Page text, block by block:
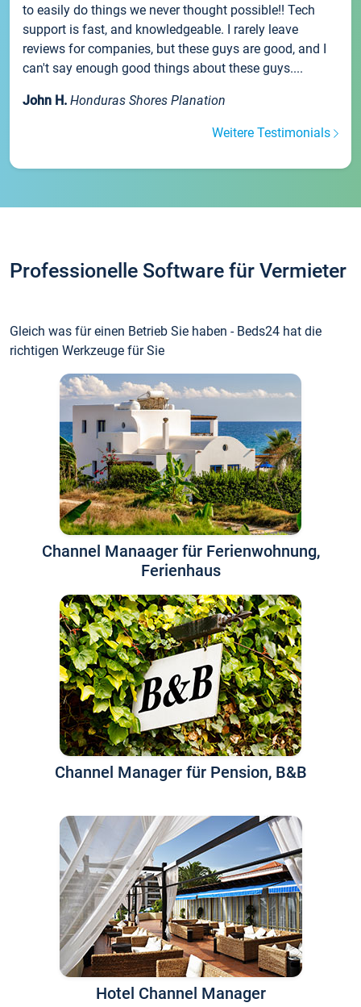
to easily do things we never thought possible!! Tech
support is fast, and knowledgeable. I rarely leave
reviews for companies, but these guys are good, and I
can't say enough good things about these guys....
John H. Honduras Shores Planation
Weitere Testimonials
Professionelle Software für Vermieter
Gleich was für einen Betrieb Sie haben - Beds24 hat die
richtigen Werkzeuge für Sie
Channel Manaager für Ferienwohnung,
Ferienhaus
Channel Manager für Pension, B&B
Hotel Channel Manager